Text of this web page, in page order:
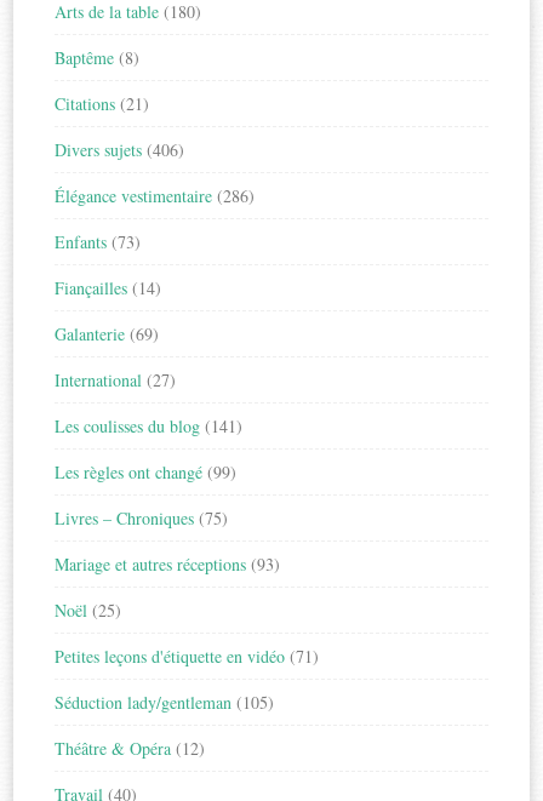
Arts de la table (180)
Baptême (8)
Citations (21)
Divers sujets (406)
Élégance vestimentaire (286)
Enfants (73)
Fiançailles (14)
Galanterie (69)
International (27)
Les coulisses du blog (141)
Les règles ont changé (99)
Livres – Chroniques (75)
Mariage et autres réceptions (93)
Noël (25)
Petites leçons d'étiquette en vidéo (71)
Séduction lady/gentleman (105)
Théâtre & Opéra (12)
Travail (40)